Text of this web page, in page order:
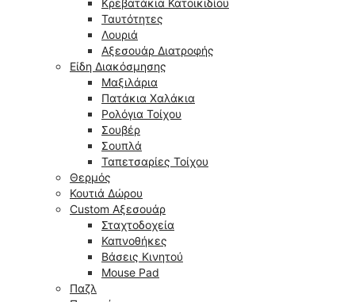
Κρεβατάκια Κατοικιδίου
Ταυτότητες
Λουριά
Αξεσουάρ Διατροφής
Είδη Διακόσμησης
Μαξιλάρια
Πατάκια Χαλάκια
Ρολόγια Τοίχου
Σουβέρ
Σουπλά
Ταπετσαρίες Τοίχου
Θερμός
Κουτιά Δώρου
Custom Αξεσουάρ
Σταχτοδοχεία
Καπνοθήκες
Βάσεις Κινητού
Mouse Pad
Παζλ